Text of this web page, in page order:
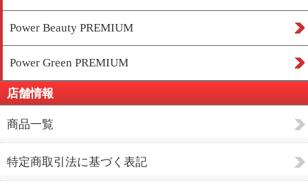
Power Beauty PREMIUM
Power Green PREMIUM
店舗情報
商品一覧
特定商取引法に基づく表記